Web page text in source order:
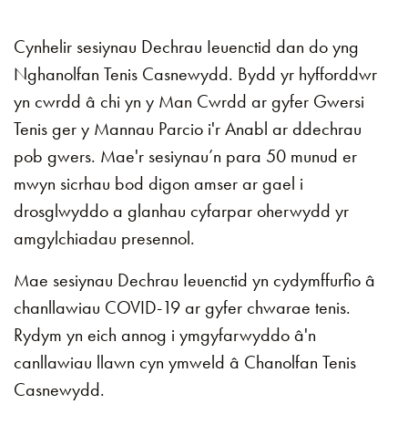
Cynhelir sesiynau Dechrau Ieuenctid dan do yng
Nghanolfan Tenis Casnewydd. Bydd yr hyfforddwr
yn cwrdd â chi yn y Man Cwrdd ar gyfer Gwersi
Tenis ger y Mannau Parcio i'r Anabl ar ddechrau
pob gwers. Mae'r sesiynau’n para 50 munud er
mwyn sicrhau bod digon amser ar gael i
drosglwyddo a glanhau cyfarpar oherwydd yr
amgylchiadau presennol.
Mae sesiynau Dechrau Ieuenctid yn cydymffurfio â
chanllawiau COVID-19 ar gyfer chwarae tenis.
Rydym yn eich annog i ymgyfarwyddo â'n
canllawiau llawn cyn ymweld â Chanolfan Tenis
Casnewydd.